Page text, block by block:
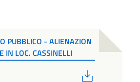
PUBBLICO - ALIENAZION
IN LOC. CASSINELLI